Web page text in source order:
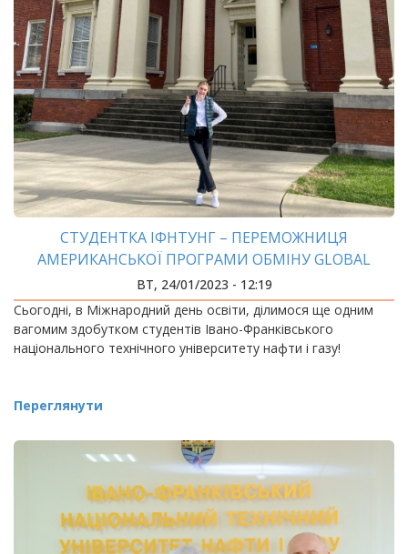
СТУДЕНТКА ІФНТУНГ – ПЕРЕМОЖНИЦЯ
АМЕРИКАНСЬКОЇ ПРОГРАМИ ОБМІНУ GLOBAL
UGRAD
ВТ, 24/01/2023 - 12:19
Сьогодні, в Міжнародний день освіти, ділимося ще одним
вагомим здобутком студентів Івано-Франківського
національного технічного університету нафти і газу!
Переглянути